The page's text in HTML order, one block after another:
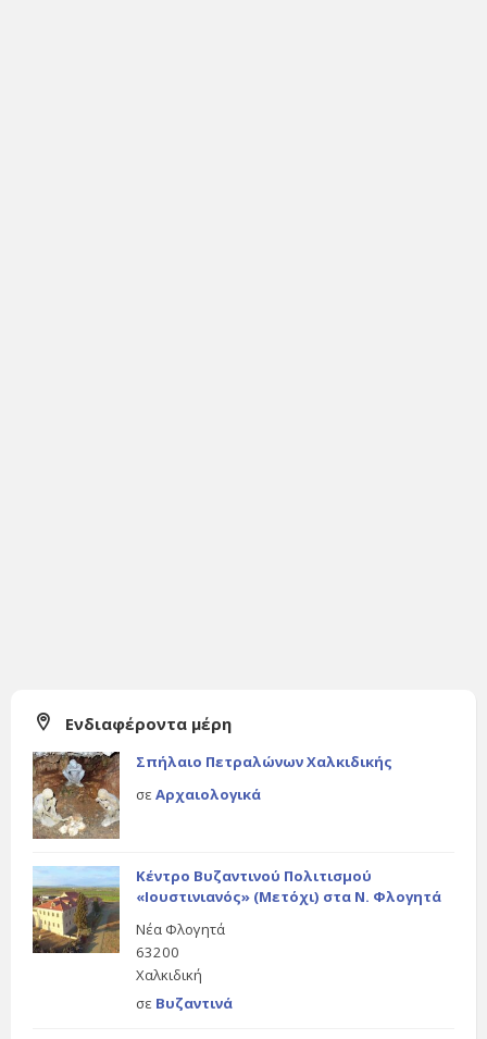
Ενδιαφέροντα μέρη
Σπήλαιο Πετραλώνων Χαλκιδικής
σε Αρχαιολογικά
Κέντρο Βυζαντινού Πολιτισμού
«Ιουστινιανός» (Μετόχι) στα Ν. Φλογητά
Νέα Φλογητά
63200
Χαλκιδική
σε Βυζαντινά